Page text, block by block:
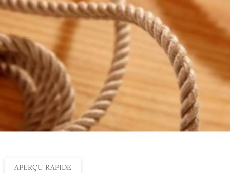
Par 100 m, 4 mm Par 100 m, 10 mm
APERÇU RAPIDE